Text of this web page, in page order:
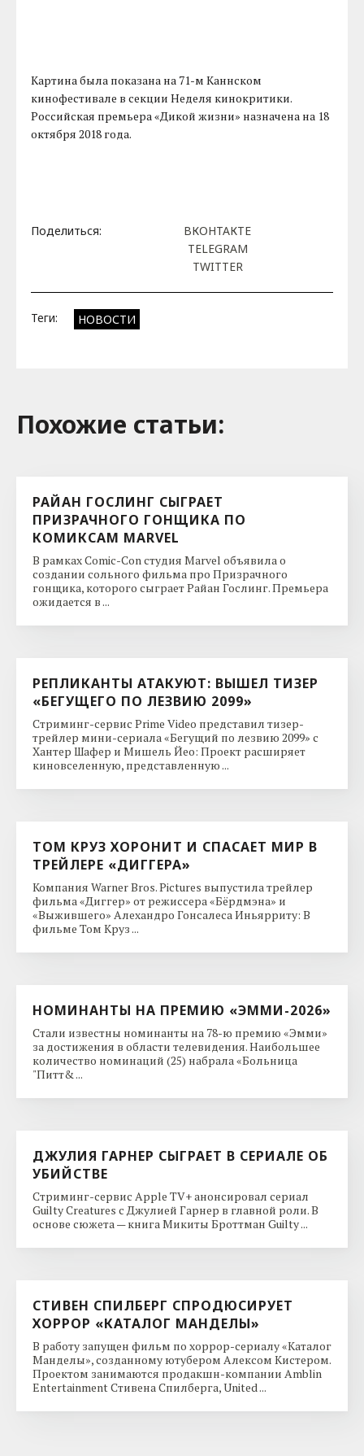
Картина была показана на 71-м Каннском
кинофестивале в секции Неделя кинокритики.
Российская премьера «Дикой жизни» назначена на 18
октября 2018 года.
Поделиться:
ВКОНТАКТЕ
TELEGRAM
TWITTER
Теги: НОВОСТИ
Похожие cтатьи:
РАЙАН ГОСЛИНГ СЫГРАЕТ
ПРИЗРАЧНОГО ГОНЩИКА ПО
КОМИКСАМ MARVEL
В рамках Comic-Con студия Marvel объявила о
создании сольного фильма про Призрачного
гонщика, которого сыграет Райан Гослинг. Премьера
ожидается в ...
РЕПЛИКАНТЫ АТАКУЮТ: ВЫШЕЛ ТИЗЕР
«БЕГУЩЕГО ПО ЛЕЗВИЮ 2099»
Стриминг-сервис Prime Video представил тизер-
трейлер мини-сериала «Бегущий по лезвию 2099» с
Хантер Шафер и Мишель Йео: Проект расширяет
киновселенную, представленную ...
ТОМ КРУЗ ХОРОНИТ И СПАСАЕТ МИР В
ТРЕЙЛЕРЕ «ДИГГЕРА»
Компания Warner Bros. Pictures выпустила трейлер
фильма «Диггер» от режиссера «Бёрдмэна» и
«Выжившего» Алехандро Гонсалеса Иньярриту: В
фильме Том Круз ...
НОМИНАНТЫ НА ПРЕМИЮ «ЭММИ-2026»
Стали известны номинанты на 78-ю премию «Эмми»
за достижения в области телевидения. Наибольшее
количество номинаций (25) набрала «Больница
"Питт& ...
ДЖУЛИЯ ГАРНЕР СЫГРАЕТ В СЕРИАЛЕ ОБ
УБИЙСТВЕ
Стриминг-сервис Apple TV+ анонсировал сериал
Guilty Creatures с Джулией Гарнер в главной роли. В
основе сюжета — книга Микиты Броттман Guilty ...
СТИВЕН СПИЛБЕРГ СПРОДЮСИРУЕТ
ХОРРОР «КАТАЛОГ МАНДЕЛЫ»
В работу запущен фильм по хоррор-сериалу «Каталог
Манделы», созданному ютубером Алексом Кистером.
Проектом занимаются продакшн-компании Amblin
Entertainment Стивена Спилберга, United ...